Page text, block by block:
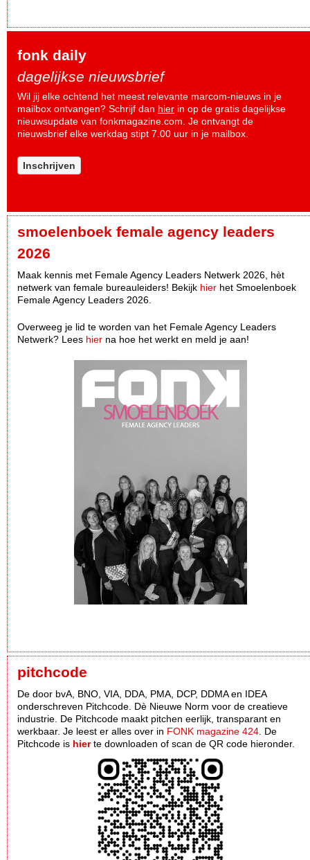
fonk daily
dagelijkse nieuwsbrief
Wil jij elke ochtend het meest relevante marcom-nieuws in je
mailbox ontvangen? Schrijf dan hier in op de gratis dagelijkse
nieuwsupdate van fonkmagazine.com. Je ontvangt de
nieuwsbrief elke werkdag stipt 7.00 uur in je mailbox.
Inschrijven
smoelenboek female agency leaders
2026
Maak kennis met Female Agency Leaders Netwerk 2026, hèt
netwerk van female bureauleiders! Bekijk hier het Smoelenboek
Female Agency Leaders 2026.
Overweeg je lid te worden van het Female Agency Leaders
Netwerk? Lees hier na hoe het werkt en meld je aan!
pitchcode
De door bvA, BNO, VIA, DDA, PMA, DCP, DDMA en IDEA
onderschreven Pitchcode. Dè Nieuwe Norm voor de creatieve
industrie. De Pitchcode maakt pitchen eerlijk, transparant en
werkbaar. Je leest er alles over in FONK magazine 424 . De
Pitchcode is hierte downloaden of scan de QR code hieronder.